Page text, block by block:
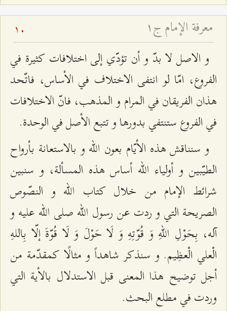
معرفة الإمام ج۱ 10
و الاصل لا بدّ و أن تؤدّي إلى اختلافات كثيرة في
الفروع، امّا لو انتفى الاختلاف في الأساس، فاتّحد
هذان الفريقان في المرام و المذهب، فانّ الاختلافات
في الفروع ستنتفي بدورها و تتبع الأصل في الوحدة.
و سنناقش هذه الأيّام بعون الله و بالاستعانة بأرواح
الطيّبين و أولياء الله أساس هذه المسألة، و سنبين
شرائط الإمام من خلال كتاب الله و النصّوص
الصريحة التي و ردت عن رسول الله صلى الله عليه و
آله، بِحَوْلِ اللهِ وَ قُوّتِهِ وَ لَا حَوْلَ وَ لَا قُوّةَ إلّا بِاللهِ
الْعلي الْعظِيم. و سنذكر شاهداً و مثالًا كمقدّمة من
أجل توضيح هذا المعنى قبل الاستدلال بالأية التي
وردت في مطلع البحث.